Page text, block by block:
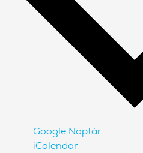
Google Naptár
iCalendar